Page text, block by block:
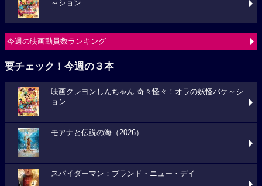
～ション
今週の映画動員数ランキング
要チェック！今週の３本
映画クレヨンしんちゃん 奇々怪々！オラの妖怪バケ～シ
ョン
モアナと伝説の海（2026）
スパイダーマン：ブランド・ニュー・デイ